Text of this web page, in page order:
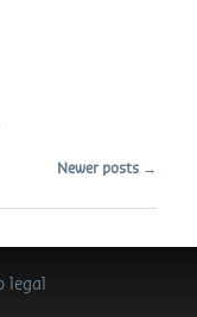
Newer posts →
legal